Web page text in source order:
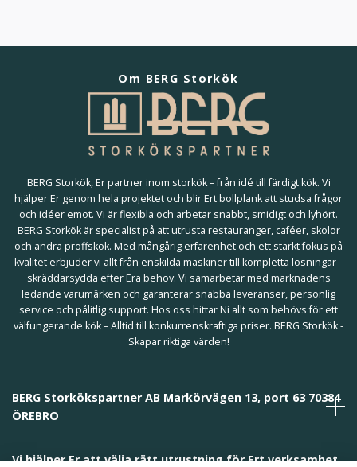
Om BERG Storkök
BERG Storkök, Er partner inom storkök – från idé till färdigt kök. Vi
hjälper Er genom hela projektet och blir Ert bollplank att studsa frågor
och idéer emot. Vi är flexibla och arbetar snabbt, smidigt och lyhört.
BERG Storkök är specialist på att utrusta restauranger, caféer, skolor
och andra proffskök. Med mångårig erfarenhet och ett starkt fokus på
kvalitet erbjuder vi allt från enskilda maskiner till kompletta lösningar –
skräddarsydda efter Era behov. Vi samarbetar med marknadens
ledande varumärken och garanterar snabba leveranser, personlig
service och pålitlig support. Hos oss hittar Ni allt som behövs för ett
välfungerande kök – Alltid till konkurrenskraftiga priser. BERG Storkök -
Skapar riktiga värden!
BERG Storkökspartner AB Markörvägen 13, port 63 70384
ÖREBRO
Vi hjälper Er att välja rätt utrustning för Ert verksamhet